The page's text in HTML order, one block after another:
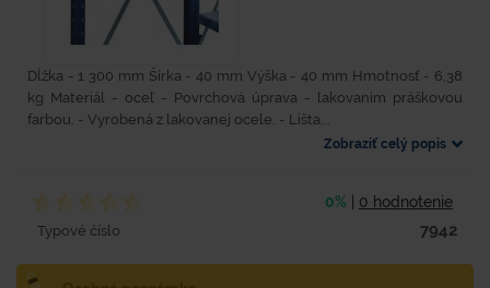
Dĺžka - 1 300 mm Šírka - 40 mm Výška - 40 mm Hmotnosť - 6,38
kg Materiál - oceľ - Povrchová úprava - lakovaním práškovou
farbou. - Vyrobená z lakovanej ocele. - Lišta...
Zobraziť celý popis
0% 0 hodnotenie
Typové číslo 7942